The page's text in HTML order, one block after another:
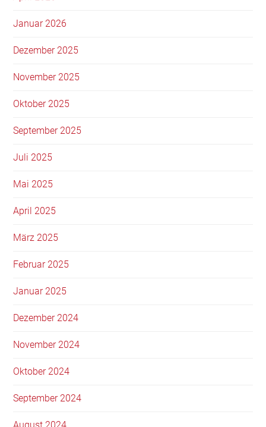
Januar 2026
Dezember 2025
November 2025
Oktober 2025
September 2025
Juli 2025
Mai 2025
April 2025
März 2025
Februar 2025
Januar 2025
Dezember 2024
November 2024
Oktober 2024
September 2024